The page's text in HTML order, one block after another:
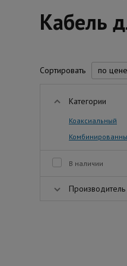
Кабель
Сортировать по цене
Категории
Коаксиальный
В наличии
Производитель